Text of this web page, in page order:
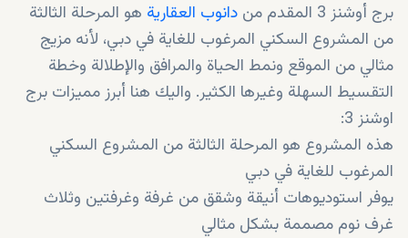
برج أوشنز 3 المقدم من دانوب العقارية هو المرحلة الثالثة
من المشروع السكني المرغوب للغاية في دبي، لأنه مزيج
مثالي من الموقع ونمط الحياة والمرافق والإطلالة وخطة
التقسيط السهلة وغيرها الكثير. واليك هنا أبرز مميزات برج
اوشنز 3:
هذه المشروع هو المرحلة الثالثة من المشروع السكني
المرغوب للغاية في دبي
يوفر استوديوهات أنيقة وشقق من غرفة وغرفتين وثلاث
غرف نوم مصممة بشكل مثالي